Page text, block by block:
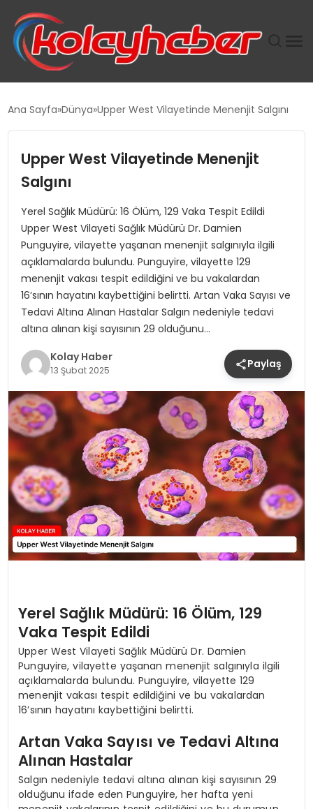
GÜCÜNÜBÜYÜTÜYOR
TANYER YAPI ZEMIN MÜHENDISLIĞINDE HEDEF
BÜYÜTTÜ
TOROSLAR’DA PAZAR GERGİNLİĞİ!
Ana Sayfa Dünya Upper West Vilayetinde Menenjit Salgını
Upper West Vilayetinde Menenjit
Salgını
Yerel Sağlık Müdürü: 16 Ölüm, 129 Vaka Tespit Edildi
Upper West Vilayeti Sağlık Müdürü Dr. Damien
Punguyire, vilayette yaşanan menenjit salgınıyla ilgili
açıklamalarda bulundu. Punguyire, vilayette 129
menenjit vakası tespit edildiğini ve bu vakalardan
16’sının hayatını kaybettiğini belirtti. Artan Vaka Sayısı ve
Tedavi Altına Alınan Hastalar Salgın nedeniyle tedavi
altına alınan kişi sayısının 29 olduğunu…
Kolay Haber
13 Şubat 2025 Paylaş
Yerel Sağlık Müdürü: 16 Ölüm, 129
Vaka Tespit Edildi
Upper West Vilayeti Sağlık Müdürü Dr. Damien
Punguyire, vilayette yaşanan menenjit salgınıyla ilgili
açıklamalarda bulundu. Punguyire, vilayette 129
menenjit vakası tespit edildiğini ve bu vakalardan
16’sının hayatını kaybettiğini belirtti.
Artan Vaka Sayısı ve Tedavi Altına
Alınan Hastalar
Salgın nedeniyle tedavi altına alınan kişi sayısının 29
olduğunu ifade eden Punguyire, her hafta yeni